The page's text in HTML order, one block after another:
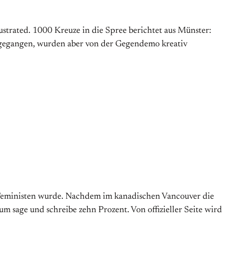
1000 Kreuze in die Spree berichtet aus Münster:
wurden aber von der Gegendemo kreativ
wurde. Nachdem im kanadischen Vancouver die
sage und schreibe zehn Prozent. Von offizieller Seite wird